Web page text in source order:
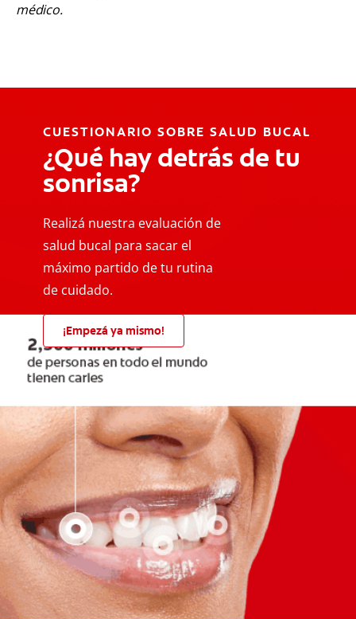
médico.
CUESTIONARIO SOBRE SALUD BUCAL
¿Qué hay detrás de tu
sonrisa?
Realizá nuestra evaluación de
salud bucal para sacar el
máximo partido de tu rutina
de cuidado.
¡Empezá ya mismo!